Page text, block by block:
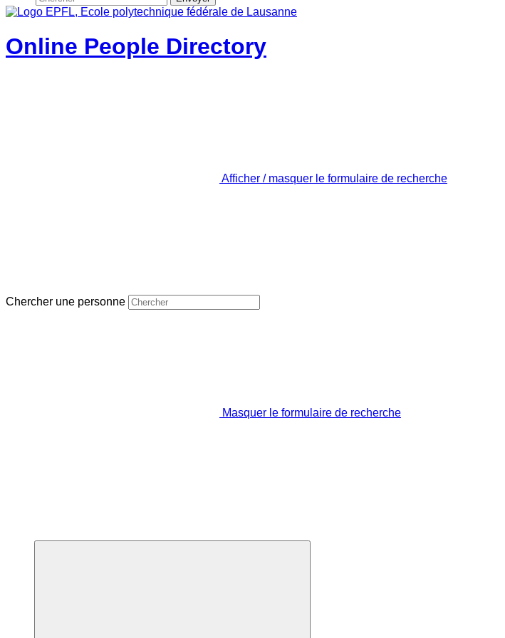
Online People Directory
Afficher / masquer le formulaire de recherche
Chercher une personne
Masquer le formulaire de recherche